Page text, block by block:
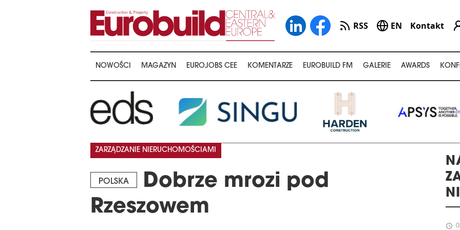
RSS EN Kontakt
NOWOŚCI MAGAZYN EUROJOBS CEE KOMENTARZE EUROBUILD FM GALERIE AWARDS
POLSKA
Dobrze mrozi pod
Rzeszowem
ZARZĄDZANIE NIERUCHOMOŚCIAMI
schedule